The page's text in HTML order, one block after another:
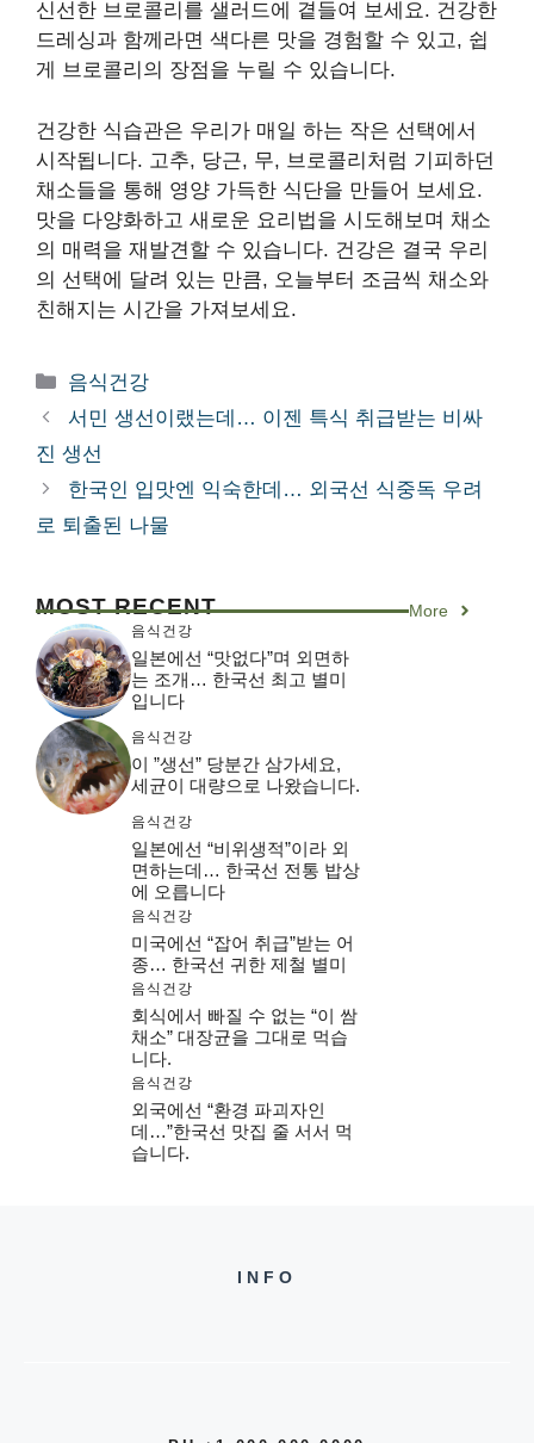
신선한 브로콜리를 샐러드에 곁들여 보세요. 건강한
드레싱과 함께라면 색다른 맛을 경험할 수 있고, 쉽
게 브로콜리의 장점을 누릴 수 있습니다.
건강한 식습관은 우리가 매일 하는 작은 선택에서
시작됩니다. 고추, 당근, 무, 브로콜리처럼 기피하던
채소들을 통해 영양 가득한 식단을 만들어 보세요.
맛을 다양화하고 새로운 요리법을 시도해보며 채소
의 매력을 재발견할 수 있습니다. 건강은 결국 우리
의 선택에 달려 있는 만큼, 오늘부터 조금씩 채소와
친해지는 시간을 가져보세요.
카
테
리
음식건강
서민 생선이랬는데… 이젠 특식 취급받는 비싸
진 생선
한국인 입맛엔 익숙한데… 외국선 식중독 우려
로 퇴출된 나물
MOST RECENT More
음식건강
일본에선 “맛없다”며 외면하
는 조개… 한국선 최고 별미
입니다
음식건강
이 ”생선” 당분간 삼가세요,
세균이 대량으로 나왔습니다.
음식건강
일본에선 “비위생적”이라 외
면하는데… 한국선 전통 밥상
에 오릅니다
음식건강
미국에선 “잡어 취급”받는 어
종… 한국선 귀한 제철 별미
음식건강
회식에서 빠질 수 없는 “이 쌈
채소” 대장균을 그대로 먹습
니다.
음식건강
외국에선 “환경 파괴자인
데…”한국선 맛집 줄 서서 먹
습니다.
INFO